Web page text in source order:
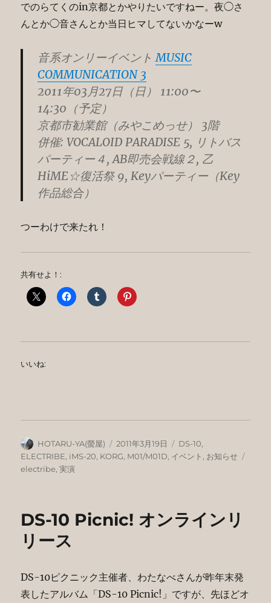
でのらてくのin京都とかやりたいですねー。夜◯さ
んとか◯音さんとか当日ヒマしてないかなーw
音系オンリーイベントMUSIC
COMMUNICATION 3
2011年03月27日（日） 11:00〜
14:30（予定）
京都市勧業館（みやこめっせ） 3階
併催: VOCALOID PARADISE 5, リトバス
パーティー４, AB即売会戦線２, 乙
HiME☆復活祭 9, Keyパーティー（Key
作品総合）
つーわけで来たれ！
共有せよ！:
いいね:
投
稿
者
HOTARU-YA(螢屋)
投
稿
2011年3月19日
カ
テ
DS-10,
ELECTRIBE, iMS-20, KORG, M01/M01D, イベント , お知らせ
electribe,実演
DS-10 Picnic! オンラインリ
リース
DS-10ピクニック主催者、わたなべさんが昨年末発
表したアルバム「DS-10 Picnic!」ですが、先ほどオ